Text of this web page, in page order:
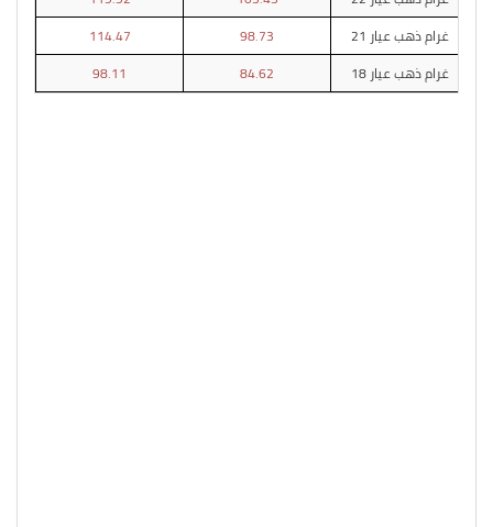
غرام ذهب عيار 21
98.73
114.47
غرام ذهب عيار 18
84.62
98.11